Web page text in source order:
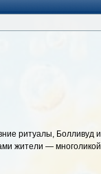
ритуалы,
жители —